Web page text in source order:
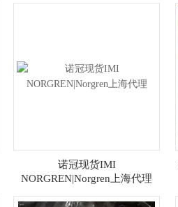
诺冠现货IMI
NORGREN|Norgren上海代理